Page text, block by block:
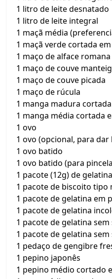
1 litro de leite desnatado
1 litro de leite integral
1 maçã média
1 maçã verde cortada
1 maço de alface romana
1 maço de couve
1 maço de couve picada
1 maço de rúcula
1 manga madura
1 manga média cortada
1 ovo
1 ovo (opcional, para dar
1 ovo batido
1 ovo batido (para
1 pacote (12g) de
1 pacote de biscoito tipo
1 pacote de gelatina em
1 pacote de gelatina
1 pacote de gelatina
1 pacote de gelatina
1 pedaço de gengibre
1 pepino japonês
1 pepino médio cortado